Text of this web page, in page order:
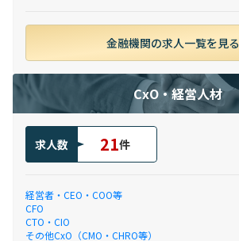
金融機関の求人一覧を見る
CxO・経営人材
求人数 21件
経営者・CEO・COO等
CFO
CTO・CIO
その他CxO（CMO・CHRO等）